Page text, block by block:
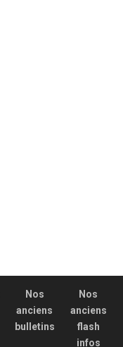
Nos
anciens
bulletins
Nos
anciens
flash
infos